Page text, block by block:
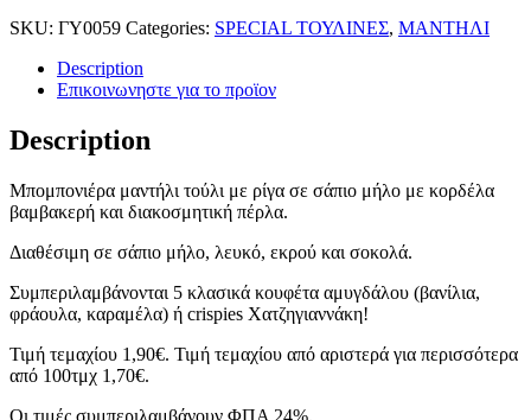
SKU: ΓΥ0059 Categories: SPECIAL ΤΟΥΛΙΝΕΣ, ΜΑΝΤΗΛΙ
Description
Επικοινωνηστε για το προϊoν
Description
Μπομπονιέρα μαντήλι τούλι με ρίγα σε σάπιο μήλο με κορδέλα
βαμβακερή και διακοσμητική πέρλα.
Διαθέσιμη σε σάπιο μήλο, λευκό, εκρού και σοκολά.
Συμπεριλαμβάνονται 5 κλασικά κουφέτα αμυγδάλου (βανίλια,
φράουλα, καραμέλα) ή crispies Χατζηγιαννάκη!
Τιμή τεμαχίου 1,90€. Τιμή τεμαχίου από αριστερά για περισσότερα
από 100τμχ 1,70€.
Οι τιμές συμπεριλαμβάνουν ΦΠΑ 24%.